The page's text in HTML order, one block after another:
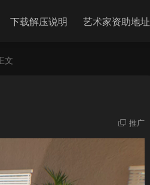
下载解压说明 艺术家资助地址
文
推广